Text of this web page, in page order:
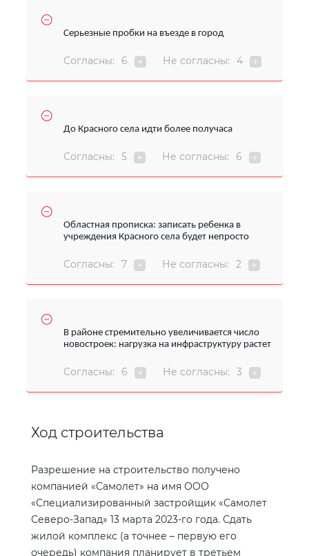
Серьезные пробки на въезде в город
Согласны: 6 Не согласны: 4
До Красного села идти более получаса
Согласны: 5 Не согласны: 6
Областная прописка: записать ребенка в
учреждения Красного села будет непросто
Согласны: 7 Не согласны: 2
В районе стремительно увеличивается число
новостроек: нагрузка на инфраструктуру растет
Согласны: 6 Не согласны: 3
Ход строительства
Разрешение на строительство получено
компанией «Самолет» на имя ООО
«Специализированный застройщик «Самолет
Северо-Запад» 13 марта 2023-го года. Сдать
жилой комплекс (а точнее – первую его
очередь) компания планирует в третьем